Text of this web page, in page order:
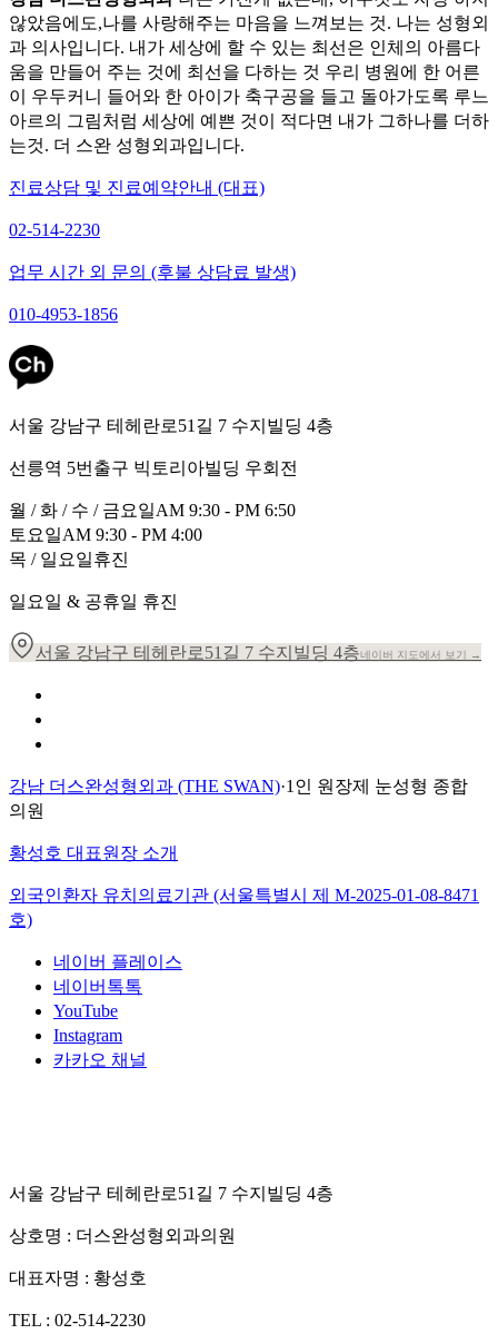
않았음에도,나를 사랑해주는 마음을 느껴보는 것. 나는 성형외
과 의사입니다. 내가 세상에 할 수 있는 최선은 인체의 아름다
움을 만들어 주는 것에 최선을 다하는 것 우리 병원에 한 어른
이 우두커니 들어와 한 아이가 축구공을 들고 돌아가도록 루느
아르의 그림처럼 세상에 예쁜 것이 적다면 내가 그하나를 더하
는것. 더 스완 성형외과입니다.
진료상담 및 진료예약안내 (대표)
02-514-2230
업무 시간 외 문의 (후불 상담료 발생)
010-4953-1856
서울 강남구 테헤란로51길 7 수지빌딩 4층
선릉역 5번출구 빅토리아빌딩 우회전
월 / 화 / 수 / 금요일AM 9:30 - PM 6:50
토요일AM 9:30 - PM 4:00
목 / 일요일휴진
일요일 & 공휴일 휴진
서울 강남구 테헤란로51길 7 수지빌딩 4층네이버 지도에서 보기 →
강남 더스완성형외과 (THE SWAN)·1인 원장제 눈성형 종합
의원
황성호 대표원장 소개
외국인환자 유치의료기관 (서울특별시 제 M-2025-01-08-8471
호)
네이버 플레이스
네이버톡톡
YouTube
Instagram
카카오 채널
서울 강남구 테헤란로51길 7 수지빌딩 4층
상호명 : 더스완성형외과의원
대표자명 : 황성호
TEL : 02-514-2230